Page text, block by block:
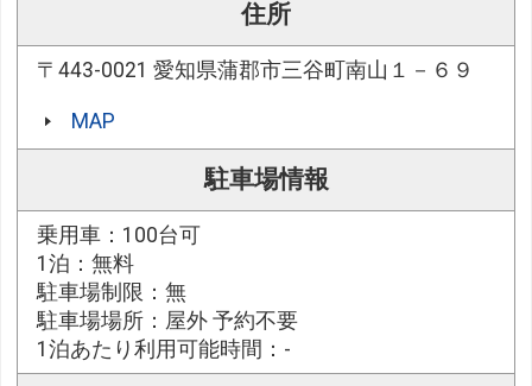
住所
〒443-0021 愛知県蒲郡市三谷町南山１－６９
MAP
駐車場情報
乗用車：100台可
1泊：無料
駐車場制限：無
駐車場場所：屋外 予約不要
1泊あたり利用可能時間：-